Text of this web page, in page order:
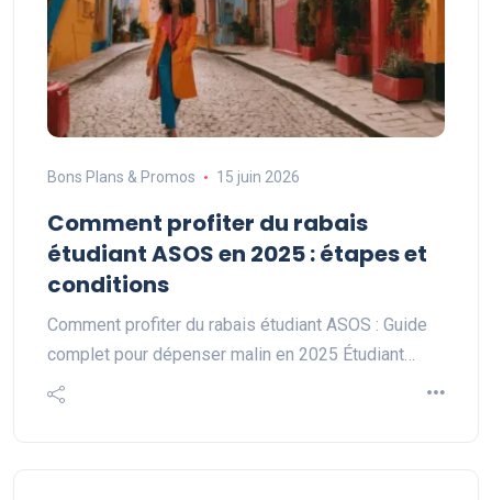
Bons Plans & Promos 15 juin 2026
Comment profiter du rabais
étudiant ASOS en 2025 : étapes et
conditions
Comment profiter du rabais étudiant ASOS : Guide
complet pour dépenser malin en 2025 Étudiant…